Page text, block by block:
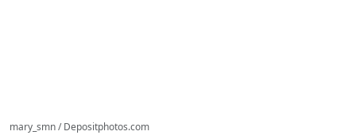
mary_smn / Depositphotos.com